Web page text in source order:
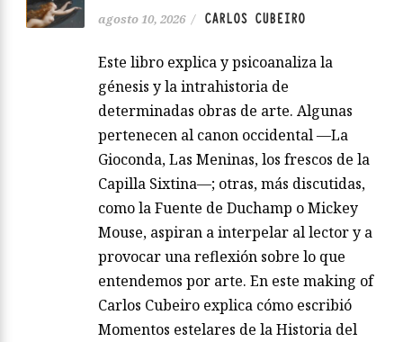
agosto 10, 2026 / CARLOS CUBEIRO
Este libro explica y psicoanaliza la
génesis y la intrahistoria de
determinadas obras de arte. Algunas
pertenecen al canon occidental —La
Gioconda, Las Meninas, los frescos de la
Capilla Sixtina—; otras, más discutidas,
como la Fuente de Duchamp o Mickey
Mouse, aspiran a interpelar al lector y a
provocar una reflexión sobre lo que
entendemos por arte. En este making of
Carlos Cubeiro explica cómo escribió
Momentos estelares de la Historia del